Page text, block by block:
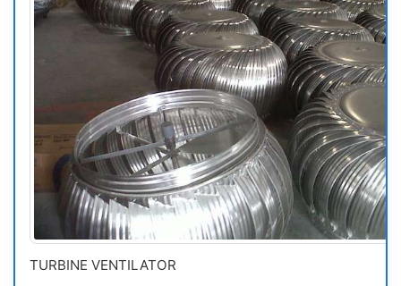
TURBINE VENTILATOR